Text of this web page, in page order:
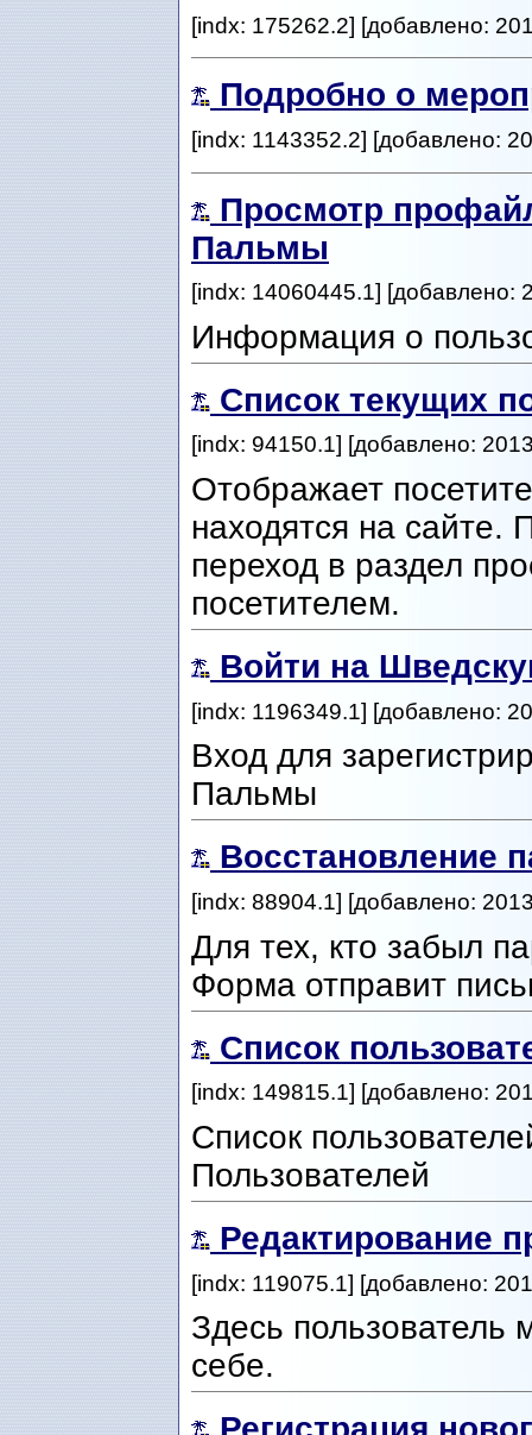
[indx: 175262.2] [добавлено:
Подробно о
[indx: 1143352.2] [добавлено:
Просмотр
Пальмы
[indx: 14060445.1] [добавлено:
Информация о
Список текущих
[indx: 94150.1] [добавлено:
Отображает
находятся на сайте.
переход в раздел
посетителем.
Войти на
[indx: 1196349.1] [добавлено:
Вход для
Пальмы
Восстановление
[indx: 88904.1] [добавлено:
Для тех, кто забыл
Форма отправит
Список
[indx: 149815.1] [добавлено:
Список
Пользователей
Редактирование
[indx: 119075.1] [добавлено:
Здесь
себе.